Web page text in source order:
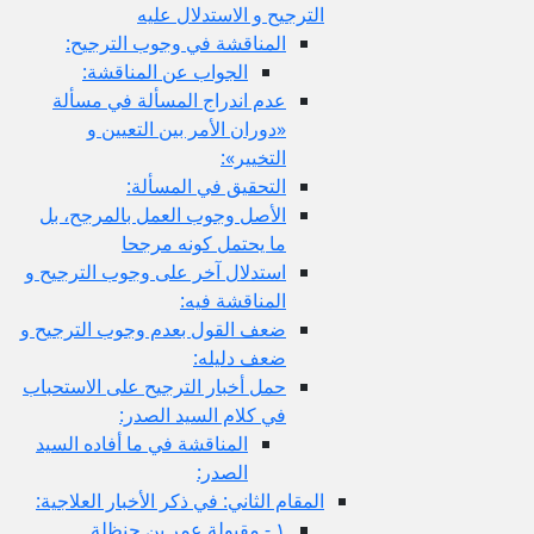
الترجيح و الاستدلال عليه
المناقشة في وجوب الترجيح:
الجواب عن المناقشة:
عدم اندراج المسألة في مسألة
«دوران الأمر بين التعيين و
التخيير»:
التحقيق في المسألة:
الأصل وجوب العمل بالمرجح، بل
ما يحتمل كونه مرجحا
استدلال آخر على وجوب الترجيح و
المناقشة فيه:
ضعف القول بعدم وجوب الترجيح و
ضعف دليله:
حمل أخبار الترجيح على الاستحباب
في كلام السيد الصدر:
المناقشة في ما أفاده السيد
المقام الثاني: في ذكر الأخبار العلاجية: